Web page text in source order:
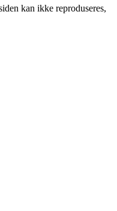
kan ikke reproduseres,